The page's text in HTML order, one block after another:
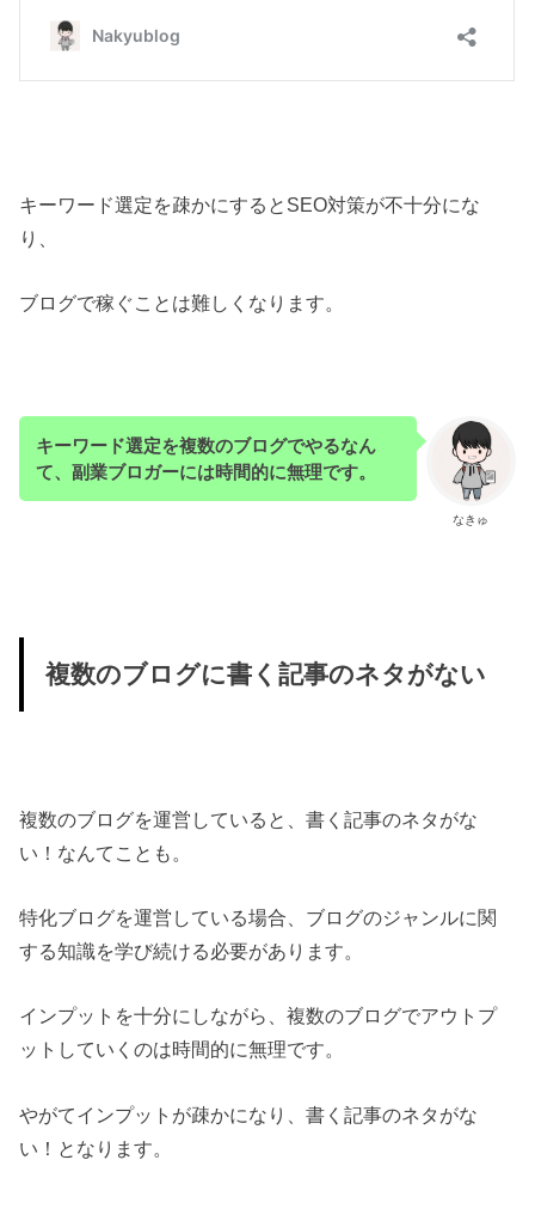
キーワード選定を疎かにするとSEO対策が不十分にな
り、
ブログで稼ぐことは難しくなります。
なきゅ
キーワード選定を複数のブログでやるなん
て、副業ブロガーには時間的に無理です。
複数のブログに書く記事のネタがない
複数のブログを運営していると、書く記事のネタがな
い！なんてことも。
特化ブログを運営している場合、ブログのジャンルに関
する知識を学び続ける必要があります。
インプットを十分にしながら、複数のブログでアウトプ
ットしていくのは時間的に無理です。
やがてインプットが疎かになり、書く記事のネタがな
い！となります。